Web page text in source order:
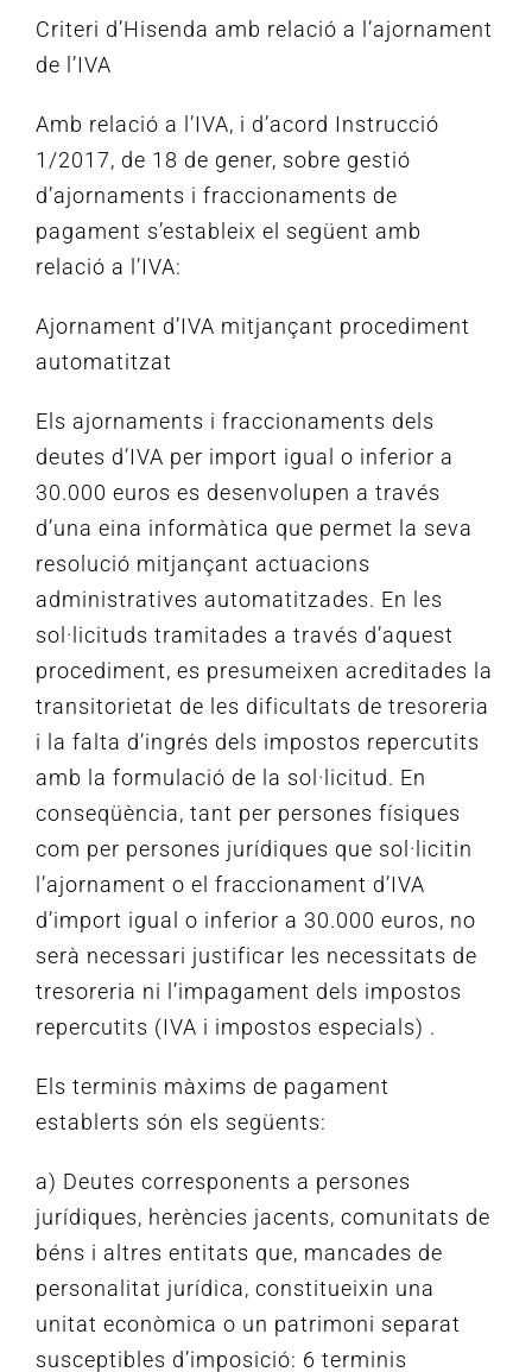
Criteri d’Hisenda amb relació a l’ajornament
de l’IVA
Amb relació a l’IVA, i d’acord Instrucció
1/2017, de 18 de gener, sobre gestió
d’ajornaments i fraccionaments de
pagament s’estableix el següent amb
relació a l’IVA:
Ajornament d’IVA mitjançant procediment
automatitzat
Els ajornaments i fraccionaments dels
deutes d’IVA per import igual o inferior a
30.000 euros es desenvolupen a través
d’una eina informàtica que permet la seva
resolució mitjançant actuacions
administratives automatitzades. En les
sol·licituds tramitades a través d’aquest
procediment, es presumeixen acreditades la
transitorietat de les dificultats de tresoreria
i la falta d’ingrés dels impostos repercutits
amb la formulació de la sol·licitud. En
conseqüència, tant per persones físiques
com per persones jurídiques que sol·licitin
l’ajornament o el fraccionament d’IVA
d’import igual o inferior a 30.000 euros, no
serà necessari justificar les necessitats de
tresoreria ni l’impagament dels impostos
repercutits (IVA i impostos especials) .
Els terminis màxims de pagament
establerts són els següents:
a) Deutes corresponents a persones
jurídiques, herències jacents, comunitats de
béns i altres entitats que, mancades de
personalitat jurídica, constitueixin una
unitat econòmica o un patrimoni separat
susceptibles d’imposició: 6 terminis